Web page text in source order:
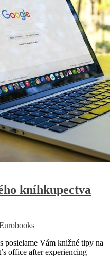
kníhkupectva
Vám knižné tipy na
office after experiencing